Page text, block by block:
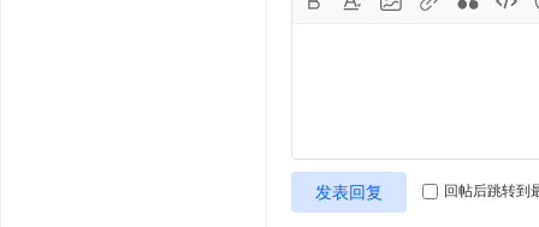
发表回复 回帖后跳转到